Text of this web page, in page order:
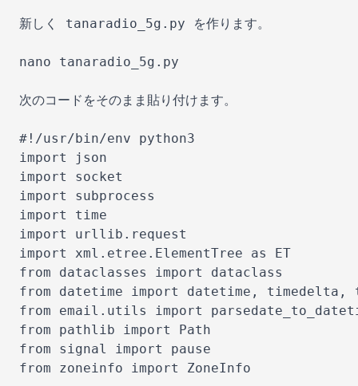
新しく tanaradio_5g.py を作ります。
nano tanaradio_5g.py
次のコードをそのまま貼り付けます。
#!/usr/bin/env python3
import json
import socket
import subprocess
import time
import urllib.request
import xml.etree.ElementTree as ET
from dataclasses import dataclass
from datetime import datetime, timedelta,
from email.utils import
from pathlib import Path
from signal import pause
from zoneinfo import ZoneInfo